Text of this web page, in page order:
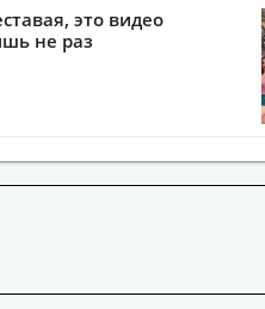
это видео
не раз